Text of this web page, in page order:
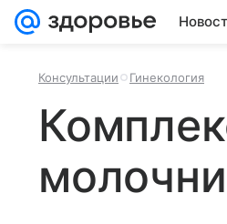
Консультации Гинекология